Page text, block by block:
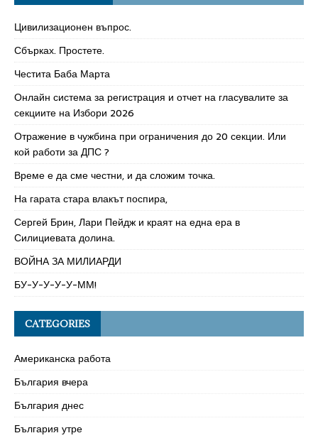
Цивилизационен въпрос.
Сбърках. Простете.
Честита Баба Марта
Онлайн система за регистрация и отчет на гласувалите за
секциите на Избори 2026
Отражение в чужбина при ограничения до 20 секции. Или
кой работи за ДПС ?
Време е да сме честни, и да сложим точка.
На гарата стара влакът поспира,
Сергей Брин, Лари Пейдж и краят на една ера в
Силициевата долина.
ВОЙНА ЗА МИЛИАРДИ
БУ-У-У-У-У-ММ!
CATEGORIES
Американска работа
България вчера
България днес
България утре